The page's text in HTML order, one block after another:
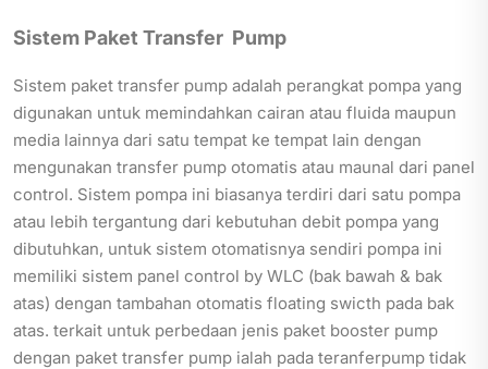
Sistem Paket Transfer Pump
Sistem paket transfer pump adalah perangkat pompa yang
digunakan untuk memindahkan cairan atau fluida maupun
media lainnya dari satu tempat ke tempat lain dengan
mengunakan transfer pump otomatis atau maunal dari panel
control. Sistem pompa ini biasanya terdiri dari satu pompa
atau lebih tergantung dari kebutuhan debit pompa yang
dibutuhkan, untuk sistem otomatisnya sendiri pompa ini
memiliki sistem panel control by WLC (bak bawah & bak
atas) dengan tambahan otomatis floating swicth pada bak
atas. terkait untuk perbedaan jenis paket booster pump
dengan paket transfer pump ialah pada teranferpump tidak